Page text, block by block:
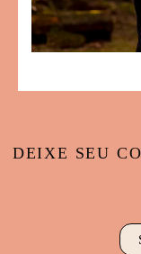
DEIXE SEU